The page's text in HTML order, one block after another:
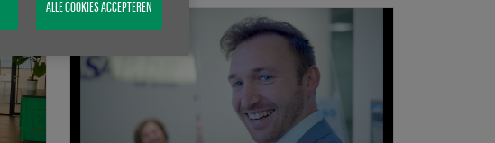
ALLE COOKIES ACCEPTEREN